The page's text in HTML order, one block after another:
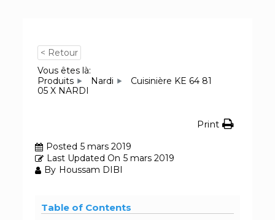
< Retour
Vous êtes là:
Produits
Nardi
Cuisinière KE 64 81
05 X NARDI
Print
Posted 5 mars 2019
Last Updated On 5 mars 2019
By Houssam DIBI
Table of Contents